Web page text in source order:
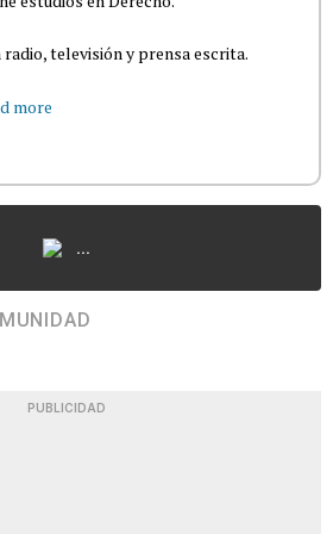
televisión y prensa escrita.
more
...
PUBLICIDAD